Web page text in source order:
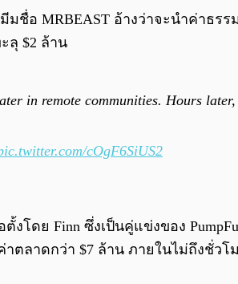
ชื่อ MRBEAST อ้างว่าจะนำค่าธร
ลุ $2 ล้าน
in remote communities. Hours
cOgF6SiUS2
งโดย Finn ซึ่งเป็นคู่แข่งของ
ตลาดกว่า $7 ล้าน ภายในไม่ถึงชั่วโ